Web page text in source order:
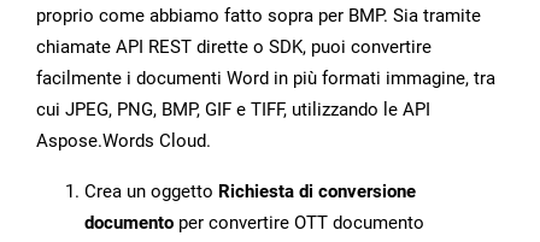
proprio come abbiamo fatto sopra per BMP. Sia tramite
chiamate API REST dirette o SDK, puoi convertire
facilmente i documenti Word in più formati immagine, tra
cui JPEG, PNG, BMP, GIF e TIFF, utilizzando le API
Aspose.Words Cloud.
Crea un oggetto Richiesta di conversione
documento per convertire OTT documento